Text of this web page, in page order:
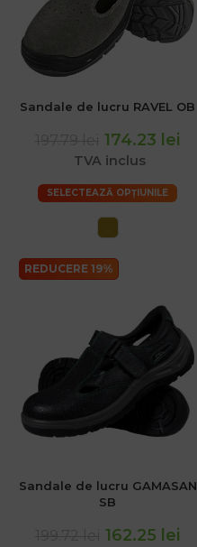
Sandale de lucru RAVEL OB
174.23 lei
TVA inclus
SELECTEAZĂ OPȚIUNILE
REDUCERE 19%
Sandale de lucru GAMASAN
SB
162.25 lei